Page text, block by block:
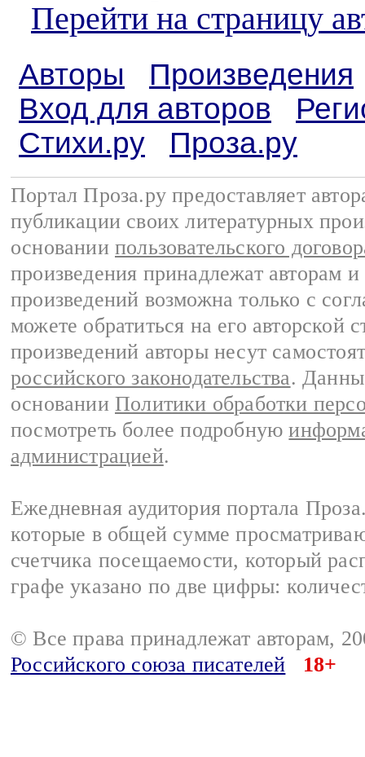
Перейти на страницу
Авторы
Произведения
Вход для авторов
Стихи.ру
Проза.ру
Портал Проза.ру предоставляет
публикации своих литературных
основании пользовательского
произведения принадлежат авторам
произведений возможна только с
можете обратиться на его авторской
произведений авторы несут
российского законодательства.
основании Политики обработки
посмотреть более подробную
администрацией.
Ежедневная аудитория портала
которые в общей сумме
счетчика посещаемости, который
графе указано по две цифры:
© Все права принадлежат авторам,
Российского союза писателей
18+